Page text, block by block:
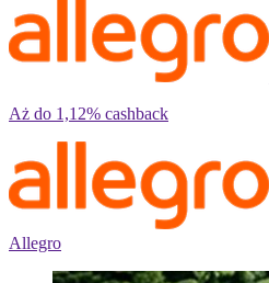
Aż do 1,12% cashback
Allegro